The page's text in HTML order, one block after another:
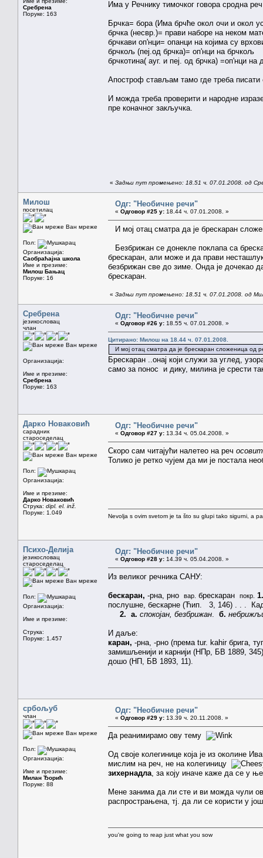
Сребрена
Поруке: 163
Има у Речнику тимочког говора сродна
Брчка= бора (Има брчће окол очи и окол
брчка (несвр.)= прави наборе на неком
брчкави оп'нци= опанци на којима су
брчкољ (пеј.од брчка)= оп'нци на брчкољ
брчкотина( ауг. и пеј. од брчка) =оп'нци на
Апостроф стављам тамо где треба писати
И можда треба проверити и народне
пре коначног закључка.
« Задњи пут промењено: 18.51 ч. 07.01.2008. од
Милош
посетилац
Ван мреже
Пол:
Организација:
Саобраћајна школа
Име и презиме:
Милош Бањац
Поруке: 16
Одг: "Необичне речи"
« Одговор #25 у: 18.44 ч. 07.01.2008. »
И мој отац сматра да је брескаран
Безбрижан се донекле поклапа са
брескаран, али може и да прави
безбрижан све до зиме. Онда је дочекао
брескаран.
« Задњи пут промењено: 18.51 ч. 07.01.2008. од
Сребрена
језикословац
члан
Ван мреже
Организација:
Име и презиме:
Сребрена
Поруке: 163
Одг: "Необичне речи"
« Одговор #26 у: 18.55 ч. 07.01.2008. »
Цитирано: Милош на 18.44 ч. 07.01.2008.
И мој отац сматра да је брескаран сложеница од
Брескаран ..онај који служи за углед,
само за понос и дику, милина је срести
Дарко Новаковић
сарадник
староседелац
Ван мреже
Пол:
Организација:
Име и презиме:
Дарко Новаковић
Струка: dipl. el. inž.
Поруке: 1.049
Одг: "Необичне речи"
« Одговор #27 у: 13.34 ч. 05.04.2008. »
Скоро сам читајући налетео на реч
Толико је ретко чујем да ми је постала
Nevolja s ovim svetom je ta što su glupi tako sigurni, a
Психо-Делија
језикословац
староседелац
Ван мреже
Пол:
Организација:
Име и презиме:
Струка:
Поруке: 1.457
Одг: "Необичне речи"
« Одговор #28 у: 14.39 ч. 05.04.2008. »
Из великог речника САНУ:
бескаран, -рна, рно вар. брескаран покр. 1.
послушне, бескарне (Ћип. 3, 146) . . .
2. а. спокојан, безбрижан б.
И даље:
каран, -рна, -рно (према tur. kahir брига,
замишљенији и карнији (НПр, БВ 1889,
дошо (НП, БВ 1893, 11).
србољуб
члан
Ван мреже
Пол:
Организација:
Име и презиме:
Милан Ђорић
Поруке: 88
Одг: "Необичне речи"
« Одговор #29 у: 13.39 ч. 20.11.2008. »
Да реанимирамо ову тему
Од своје колегинице која је из околине
мислим на реч, не на колегиницу
зихернадла , за коју иначе каже да се у
Мене занима да ли сте и ви можда чули
распрострањена, тј. да ли се користи у
you're going to reap just what you sow